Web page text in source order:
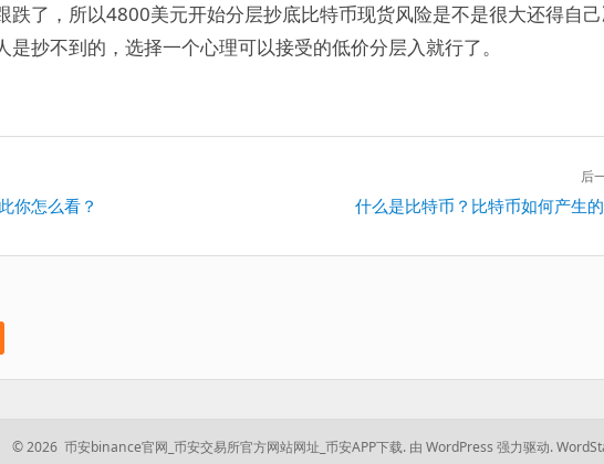
跌了，所以4800美元开始分层抄底比特币现货风险是不是很大还得自
抄不到的，选择一个心理可以接受的低价分层入就行了。
你怎么看？
后
篇：
什么是比特币？比特币如何产生的
© 2026 币安binance官网_币安交易所官方网站网址_币安APP下载. 由 WordPress 强力驱动.